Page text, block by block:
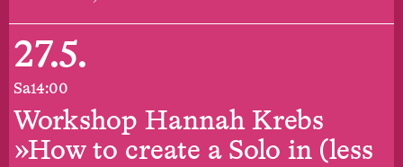
27.5.
Sa14:00
Workshop Hannah Krebs
»How to create a Solo in (less